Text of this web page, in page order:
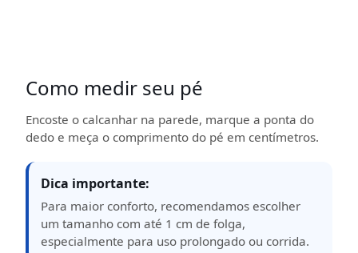
Como medir seu pé
Encoste o calcanhar na parede, marque a ponta do
dedo e meça o comprimento do pé em centímetros.
Dica importante:
Para maior conforto, recomendamos escolher
um tamanho com até 1 cm de folga,
especialmente para uso prolongado ou corrida.